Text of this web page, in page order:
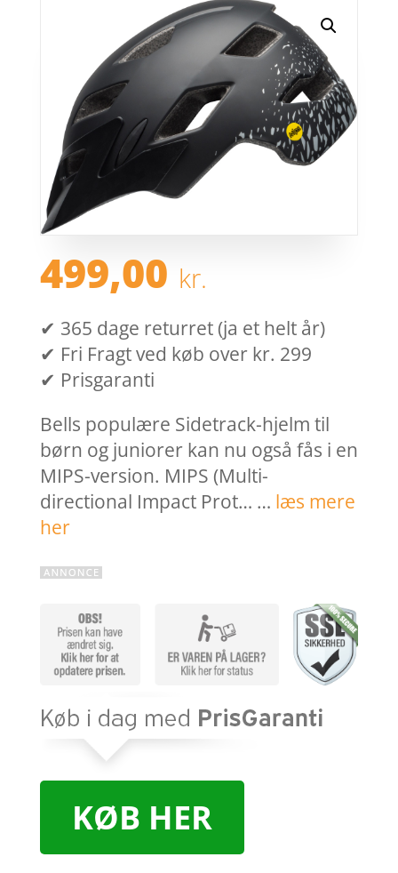
499,00 kr.
✔ 365 dage returret (ja et helt år)
✔ Fri Fragt ved køb over kr. 299
✔ Prisgaranti
Bells populære Sidetrack-hjelm til
børn og juniorer kan nu også fås i en
MIPS-version. MIPS (Multi-
directional Impact Prot… … læs mere
her
KØB HER